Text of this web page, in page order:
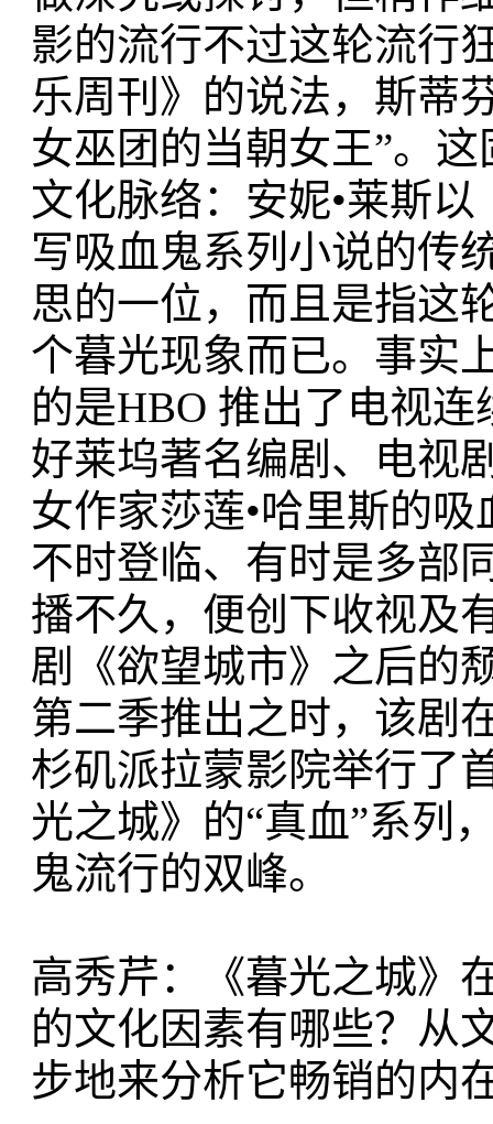
影的流行不过这轮流行
乐周刊》的说法，斯蒂
女巫团的当朝女王”。
文化脉络：安妮•莱斯
写吸血鬼系列小说的传
思的一位，而且是指这
个暮光现象而已。事实
的是HBO 推出了电视
好莱坞著名编剧、电视
女作家莎莲•哈里斯的
不时登临、有时是多部
播不久，便创下收视及
剧《欲望城市》之后的
第二季推出之时，该剧
杉矶派拉蒙影院举行了
光之城》的“真血”系列
鬼流行的双峰。
高秀芹：《暮光之城》
的文化因素有哪些？从
步地来分析它畅销的内